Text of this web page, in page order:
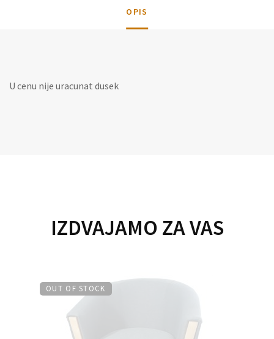
OPIS
U cenu nije uracunat dusek
IZDVAJAMO ZA VAS
OUT OF STOCK